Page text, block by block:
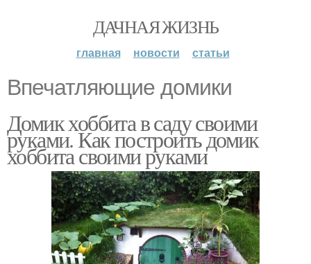
ДАЧНАЯ ЖИЗНЬ
главная новости статьи
Впечатляющие домики
Домик хоббита в саду своими
руками. Как построить домик
хоббита своими руками